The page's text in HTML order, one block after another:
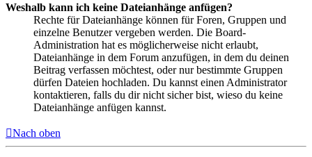
Weshalb kann ich keine Dateianhänge anfügen?
Rechte für Dateianhänge können für Foren, Gruppen und
einzelne Benutzer vergeben werden. Die Board-
Administration hat es möglicherweise nicht erlaubt,
Dateianhänge in dem Forum anzufügen, in dem du deinen
Beitrag verfassen möchtest, oder nur bestimmte Gruppen
dürfen Dateien hochladen. Du kannst einen Administrator
kontaktieren, falls du dir nicht sicher bist, wieso du keine
Dateianhänge anfügen kannst.
Nach oben